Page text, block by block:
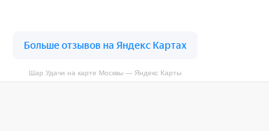
Шар Удачи на карте Москвы — Яндекс Карты